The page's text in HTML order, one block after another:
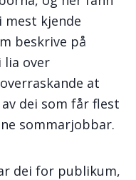
mest kjende
beskrive på
lia over
at
dei som får flest
sommarjobbar.
dei for publikum,